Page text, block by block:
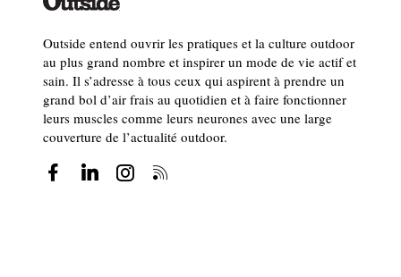
Outside entend ouvrir les pratiques et la culture outdoor
au plus grand nombre et inspirer un mode de vie actif et
sain. Il s’adresse à tous ceux qui aspirent à prendre un
grand bol d’air frais au quotidien et à faire fonctionner
leurs muscles comme leurs neurones avec une large
couverture de l’actualité outdoor.